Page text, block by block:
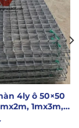
4ly ô 50×50
1mx3m,